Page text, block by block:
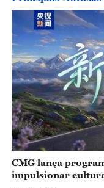
CMG lança
impulsionar